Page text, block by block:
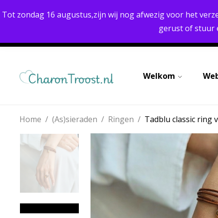
Tot zondag 16 augustus,zijn wij nog afwezig voor het
gerust of stuur
UITSTEKENDE KWALITEIT
Welkom
Home / (As)sieraden / Ringen / Tadblu classic ring